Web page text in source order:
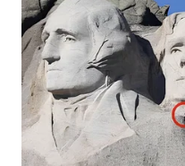
SAMOSIR
WN
PADANG
LAWAS
WN
SUMEDANG